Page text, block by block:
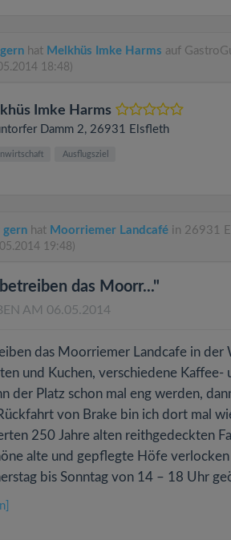
hat Melkhüs Imke Harms auf
18:48)
Imke Harms
Damm 2, 26931 Elsfleth
Ausflugsziel
gern hat Moorriemer Landcafé in 26931
19:48)
das Moorr..."
AM 06.05.2014
das Moorriemer Landcafe in der
und Kuchen, verschiedene
der Platz schon mal eng werden,
von Brake bin ich dort mal
250 Jahre alten reithgedeckten
alte und gepflegte Höfe
bis Sonntag von 14 – 18 Uhr